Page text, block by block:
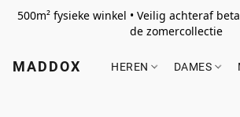
500m² fysieke winkel • Veilig achteraf
de zomercollectie
MADDOX HEREN DAMES